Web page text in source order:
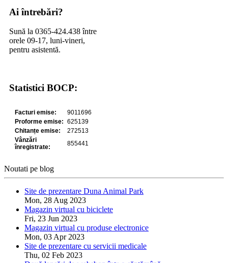
Ai întrebări?
Sună la 0365-424.438 între
orele 09-17, luni-vineri,
pentru asistentă.
Statistici BOCP:
Noutati pe blog
Site de prezentare Duna Animal Park
Mon, 28 Aug 2023
Magazin virtual cu biciclete
Fri, 23 Jun 2023
Magazin virtual cu produse electronice
Mon, 03 Apr 2023
Site de prezentare cu servicii medicale
Thu, 02 Feb 2023